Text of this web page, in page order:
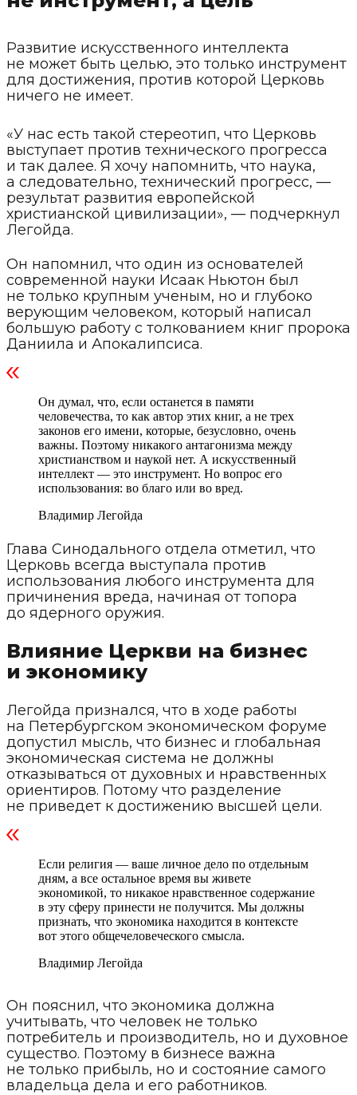
Развитие искусственного интеллекта
не может быть целью, это только инструмент
для достижения, против которой Церковь
ничего не имеет.
«У нас есть такой стереотип, что Церковь
выступает против технического прогресса
и так далее. Я хочу напомнить, что наука,
а следовательно, технический прогресс, —
результат развития европейской
христианской цивилизации», — подчеркнул
Легойда.
Он напомнил, что один из основателей
современной науки Исаак Ньютон был
не только крупным ученым, но и глубоко
верующим человеком, который написал
большую работу с толкованием книг пророка
Даниила и Апокалипсиса.
Он думал, что, если останется в памяти
человечества, то как автор этих книг, а не трех
законов его имени, которые, безусловно, очень
важны. Поэтому никакого антагонизма между
христианством и наукой нет. А искусственный
интеллект — это инструмент. Но вопрос его
использования: во благо или во вред.
Владимир Легойда
Глава Синодального отдела отметил, что
Церковь всегда выступала против
использования любого инструмента для
причинения вреда, начиная от топора
до ядерного оружия.
Влияние Церкви на бизнес
и экономику
Легойда признался, что в ходе работы
на Петербургском экономическом форуме
допустил мысль, что бизнес и глобальная
экономическая система не должны
отказываться от духовных и нравственных
ориентиров. Потому что разделение
не приведет к достижению высшей цели.
Если религия — ваше личное дело по отдельным
дням, а все остальное время вы живете
экономикой, то никакое нравственное содержание
в эту сферу принести не получится. Мы должны
признать, что экономика находится в контексте
вот этого общечеловеческого смысла.
Владимир Легойда
Он пояснил, что экономика должна
учитывать, что человек не только
потребитель и производитель, но и духовное
существо. Поэтому в бизнесе важна
не только прибыль, но и состояние самого
владельца дела и его работников.